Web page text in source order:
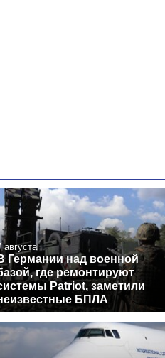
августа
Германии над военной
где ремонтируют
Patriot, заметили
БПЛА